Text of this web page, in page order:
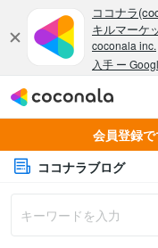
会員登録
ココナラブログ